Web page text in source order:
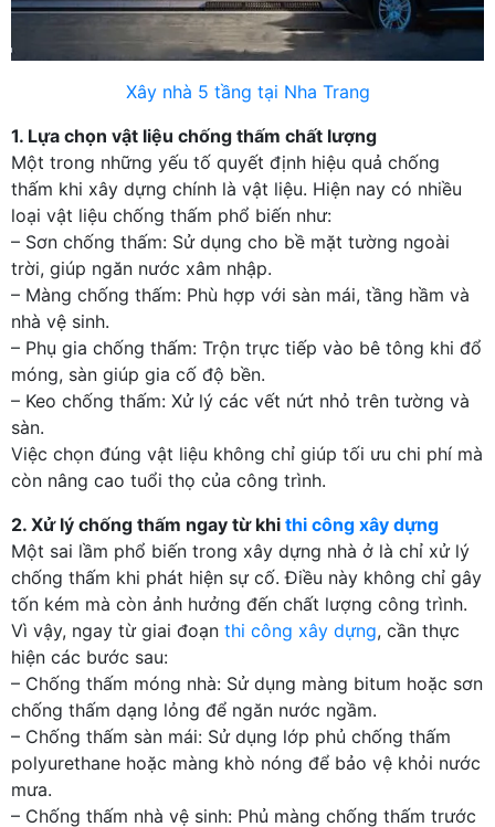
Xây nhà 5 tầng tại Nha Trang
1. Lựa chọn vật liệu chống thấm chất lượng
Một trong những yếu tố quyết định hiệu quả chống
thấm khi xây dựng chính là vật liệu. Hiện nay có nhiều
loại vật liệu chống thấm phổ biến như:
– Sơn chống thấm: Sử dụng cho bề mặt tường ngoài
trời, giúp ngăn nước xâm nhập.
– Màng chống thấm: Phù hợp với sàn mái, tầng hầm và
nhà vệ sinh.
– Phụ gia chống thấm: Trộn trực tiếp vào bê tông khi đổ
móng, sàn giúp gia cố độ bền.
– Keo chống thấm: Xử lý các vết nứt nhỏ trên tường và
sàn.
Việc chọn đúng vật liệu không chỉ giúp tối ưu chi phí mà
còn nâng cao tuổi thọ của công trình.
2. Xử lý chống thấm ngay từ khi thi công xây dựng
Một sai lầm phổ biến trong xây dựng nhà ở là chỉ xử lý
chống thấm khi phát hiện sự cố. Điều này không chỉ gây
tốn kém mà còn ảnh hưởng đến chất lượng công trình.
Vì vậy, ngay từ giai đoạn thi công xây dựng, cần thực
hiện các bước sau:
– Chống thấm móng nhà: Sử dụng màng bitum hoặc sơn
chống thấm dạng lỏng để ngăn nước ngầm.
– Chống thấm sàn mái: Sử dụng lớp phủ chống thấm
polyurethane hoặc màng khò nóng để bảo vệ khỏi nước
mưa.
– Chống thấm nhà vệ sinh: Phủ màng chống thấm trước